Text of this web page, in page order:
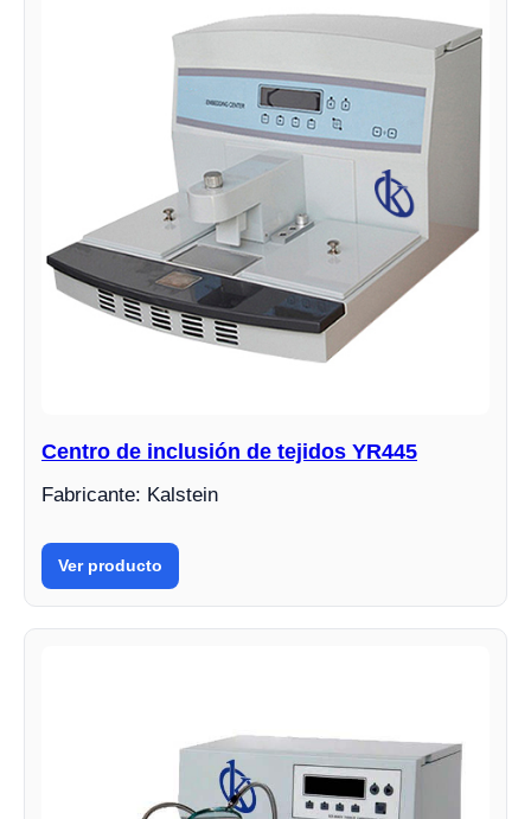
Centro de inclusión de tejidos YR445
Fabricante: Kalstein
Ver producto